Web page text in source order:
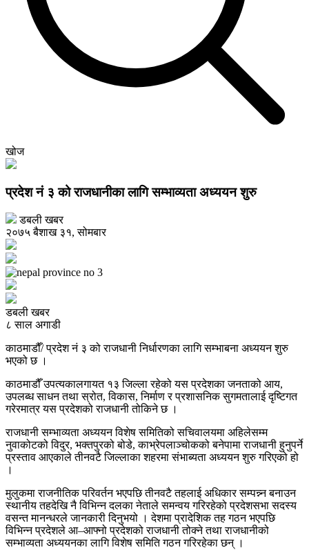
खोज
प्रदेश नं ३ को राजधानीका लागि सम्भाव्यता अध्ययन शुरु
डबली खबर
२०७५ बैशाख ३१, सोमबार
डबली खबर
८ साल अगाडी
काठमाडौँ/ प्रदेश नं ३ को राजधानी निर्धारणका लागि सम्भाबना अध्ययन शुरु
भएको छ ।
काठमाडौँ उपत्यकालगायत १३ जिल्ला रहेको यस प्रदेशका जनताको आय,
उपलब्ध साधन तथा स्रोत, विकास, निर्माण र प्रशासनिक सुगमतालाई दृष्टिगत
गरेरमात्र यस प्रदेशको राजधानी तोकिने छ ।
राजधानी सम्भाव्यता अध्ययन विशेष समितिको सचिवालयमा अहिलेसम्म
नुवाकोटको विदुर, भक्तपुरको बोडे, काभ्रेपलाञ्चोकको बनेपामा राजधानी हुनुपर्ने
प्रस्ताव आएकाले तीनवटै जिल्लाका शहरमा संभाब्यता अध्ययन शुरु गरिएको हो
।
मुलुकमा राजनीतिक परिवर्तन भएपछि तीनवटै तहलाई अधिकार सम्पन्न्न बनाउन
स्थानीय तहदेखि नै विभिन्न दलका नेताले समन्वय गरिरहेको प्रदेशसभा सदस्य
वसन्त मानन्धरले जानकारी दिनुभयो । देशमा प्रादेशिक तह गठन भएपछि
विभिन्न प्रदेशले आ–आफ्नो प्रदेशको राजधानी तोक्ने तथा राजधानीको
सम्भाव्यता अध्ययनका लागि विशेष समिति गठन गरिरहेका छन् ।